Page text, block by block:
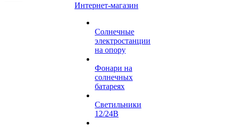
Интернет-магазин
Солнечные
электростанции
на опору
Фонари на
солнечных
батареях
Светильники
12/24В